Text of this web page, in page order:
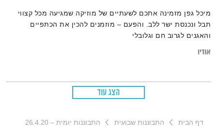
מיכל גפן מזמינה אתכם לשעתיים של מוזיקה שמגיעה מכל קצווי
תבל ונכנסת ישר ללב. והפעם – מוזמנים להכין את הכתפיים
והאגנים לגרוב חם וגלובלי
אודיו
הצג עוד
דף הבית התבוננות שבועית התבוננות יומית – 26.4.20